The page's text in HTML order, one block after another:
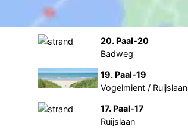
20. Paal-20
Badweg
19. Paal-19
Vogelmient / Ruijslaan
17. Paal-17
Ruijslaan